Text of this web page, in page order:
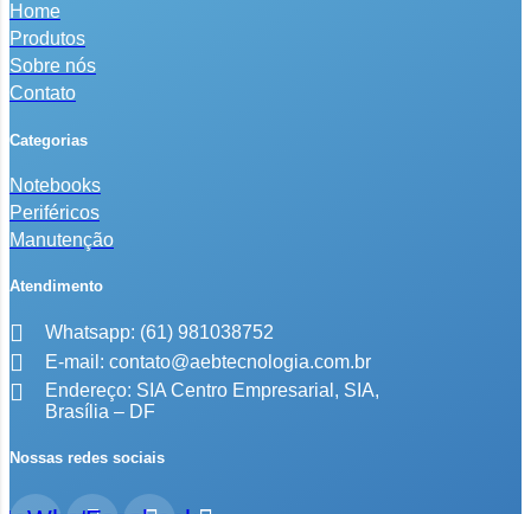
Home
Produtos
Sobre nós
Contato
Categorias
Notebooks
Periféricos
Manutenção
Atendimento
Whatsapp: (61) 981038752
E-mail: contato@aebtecnologia.com.br
Endereço: SIA Centro Empresarial, SIA,
Brasília – DF
Nossas redes sociais